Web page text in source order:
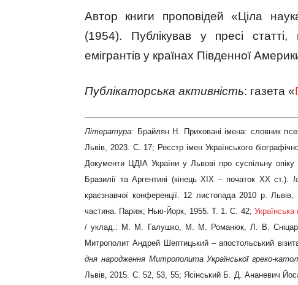
Автор книги проповідей «Ціла
(1954). Публікував у пресі
емігрантів у країнах Південної
Публікаторська активність: газета «
Література: Брайлян Н. Приховані імена: словник
Львів, 2023. С. 17; Реєстр імен Українського
Документи ЦДІА України у Львові про суспільну опіку
Бразилії та Аргентині (кінець ХІХ – початок ХХ ст.).
краєзнавчої конференції. 12 листопада 2010 р.
частина. Париж; Нью-Йорк, 1955. Т. 1. С. 42; Українська
/ уклад.: М. М. Галушко, М. М. Романюк, Л. В.
Митрополит Андрей Шептицький – апостольський
дня народження Митрополита Української греко-
Львів, 2015. С. 52, 53, 55; Ясінський Б. Д. Ананевич